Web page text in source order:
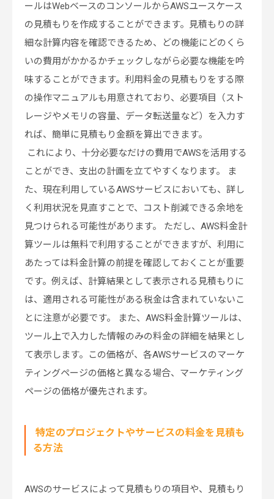
ールはWebベースのコンソールからAWSユースケース
の見積もりを作成することができます。見積もりの詳
細な計算内容を確認できるため、どの機能にどのくら
いの費用がかかるかチェックしながら必要な機能を吟
味することができます。利用料金の見積もりをする際
の操作マニュアルも用意されており、必要項目（スト
レージやメモリの容量、データ転送量など）を入力す
れば、簡単に見積もり金額を算出できます。
これにより、十分必要なだけの費用でAWSを活用する
ことができ、支出の計画を立てやすくなります。 ま
た、現在利用しているAWSサービスにおいても、詳し
く利用状況を見直すことで、コスト削減できる余地を
見つけられる可能性があります。 ただし、AWS料金計
算ツールは無料で利用することができますが、利用に
あたっては料金計算の前提を確認しておくことが重要
です。例えば、計算結果として表示される見積もりに
は、適用される可能性がある税金は含まれていないこ
とに注意が必要です。 また、AWS料金計算ツールは、
ツール上で入力した情報のみの料金の詳細を結果とし
て表示します。この価格が、各AWSサービスのマーケ
ティングページの価格と異なる場合、マーケティング
ページの価格が優先されます。
特定のプロジェクトやサービスの料金を見積も
る方法
AWSのサービスによって見積もりの項目や、見積もり